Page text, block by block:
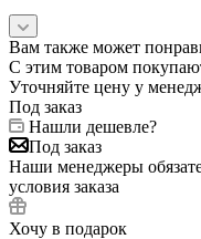
Вам также может
С этим товаром
Уточняйте цену у
Под заказ
Нашли дешевле?
Под заказ
Наши менеджеры
условия заказа
Хочу в подарок